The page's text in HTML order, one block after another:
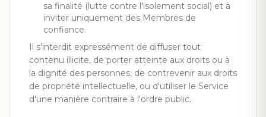
sa finalité (lutte contre l'isolement social) et à
inviter uniquement des Membres de
confiance.
Il s'interdit expressément de diffuser tout
contenu illicite, de porter atteinte aux droits ou à
la dignité des personnes, de contrevenir aux droits
de propriété intellectuelle, ou d'utiliser le Service
d'une manière contraire à l'ordre public.